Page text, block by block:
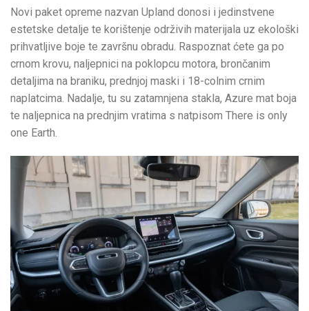
Novi paket opreme nazvan Upland donosi i jedinstvene
estetske detalje te korištenje održivih materijala uz ekološki
prihvatljive boje te završnu obradu. Raspoznat ćete ga po
crnom krovu, naljepnici na poklopcu motora, brončanim
detaljima na braniku, prednjoj maski i 18-colnim crnim
naplatcima. Nadalje, tu su zatamnjena stakla, Azure mat boja
te naljepnica na prednjim vratima s natpisom There is only
one Earth.